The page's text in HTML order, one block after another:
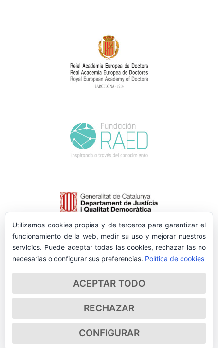
Utilizamos cookies propias y de terceros para garantizar el
funcionamiento de la web, medir su uso y mejorar nuestros
servicios. Puede aceptar todas las cookies, rechazar las no
necesarias o configurar sus preferencias. Política de cookies
ACEPTAR TODO
RECHAZAR
CONFIGURAR